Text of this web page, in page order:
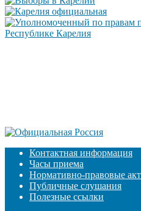
Контактная информация
Часы приема
Нормативно-правовые
Публичные слушания
Полезные ссылки